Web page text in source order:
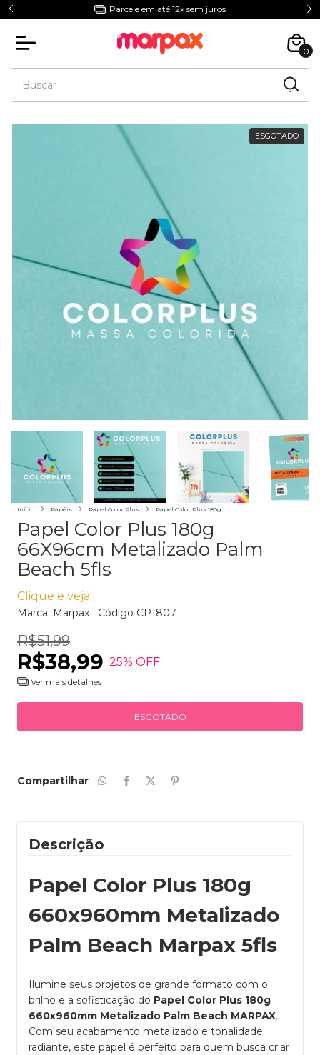
Parcele em até 12x sem juros
0
ESGOTADO
Início Papéis Papel Color Plus Papel Color Plus 180g
Papel Color Plus 180g
66X96cm Metalizado Palm
Beach 5fls
Clique e veja!
Marca: Marpax Código CP1807
R$51,99
R$38,99 25% OFF
Ver mais detalhes
Compartilhar
Descrição
Papel Color Plus 180g
660x960mm Metalizado
Palm Beach Marpax 5fls
Ilumine seus projetos de grande formato com o
brilho e a sofisticação do Papel Color Plus 180g
660x960mm Metalizado Palm Beach MARPAX.
Com seu acabamento metalizado e tonalidade
radiante, este papel é perfeito para quem busca criar